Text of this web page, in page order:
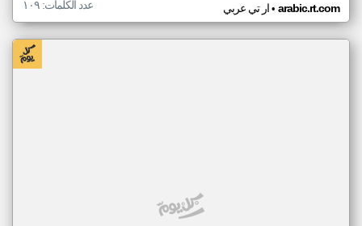
ار تي عربي• arabic.rt.com عدد الكلمات: ١٠٩